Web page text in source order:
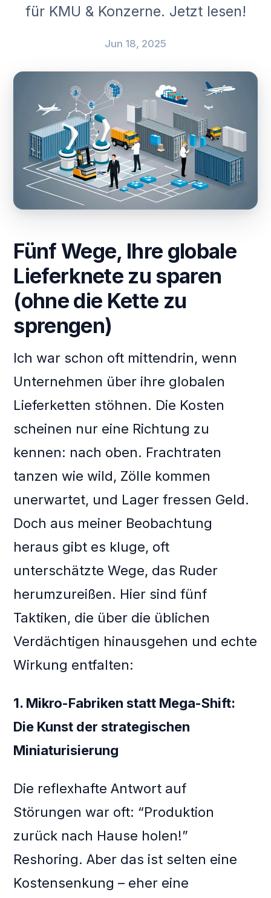
für KMU & Konzerne. Jetzt lesen!
Jun 18, 2025
Fünf Wege, Ihre globale
Lieferknete zu sparen
(ohne die Kette zu
sprengen)
Ich war schon oft mittendrin, wenn
Unternehmen über ihre globalen
Lieferketten stöhnen. Die Kosten
scheinen nur eine Richtung zu
kennen: nach oben. Frachtraten
tanzen wie wild, Zölle kommen
unerwartet, und Lager fressen Geld.
Doch aus meiner Beobachtung
heraus gibt es kluge, oft
unterschätzte Wege, das Ruder
herumzureißen. Hier sind fünf
Taktiken, die über die üblichen
Verdächtigen hinausgehen und echte
Wirkung entfalten:
1. Mikro-Fabriken statt Mega-Shift:
Die Kunst der strategischen
Miniaturisierung
Die reflexhafte Antwort auf
Störungen war oft: “Produktion
zurück nach Hause holen!”
Reshoring. Aber das ist selten eine
Kostensenkung – eher eine